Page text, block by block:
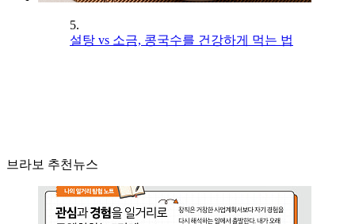
5.
설탕 vs 소금, 콩국수를 건강하게 먹는 법
브라보 추천뉴스